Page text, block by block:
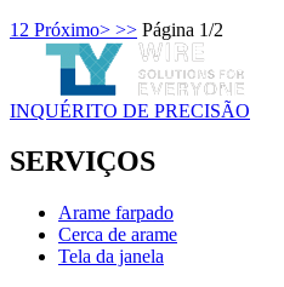
1 2 Próximo> >> Página 1/2
INQUÉRITO DE PRECISÃO
SERVIÇOS
Arame farpado
Cerca de arame
Tela da janela